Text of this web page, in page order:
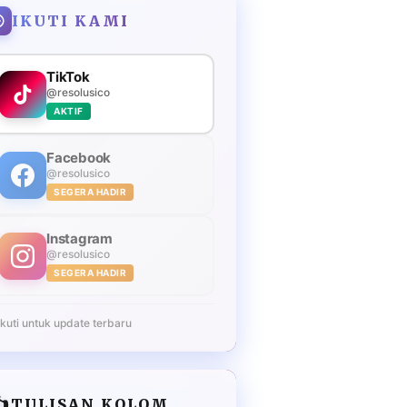
IKUTI KAMI
TikTok
@resolusico
AKTIF
Facebook
@resolusico
SEGERA HADIR
Instagram
@resolusico
SEGERA HADIR
untuk update terbaru